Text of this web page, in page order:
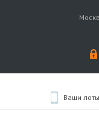
Ваши